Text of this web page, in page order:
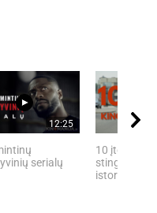
12:25
serialų
10 įtemptų,
stingdančių
istorijų